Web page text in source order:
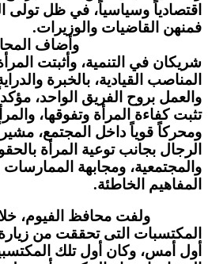
اقتصادياً وسياسياً، في ظل تولى
فمنهن القاضيات والوزيرات.
وأضاف المحافظ، أن
شريكان في التنمية، وأثبتت
المناصب القيادية، بالخبرة
والعمل بروح الفريق الواحد،
تثبت كفاءة المرأة وتفوقها،
ومحركاً قوياً داخل المجتمع،
الرجال بجانب توعية المرأة
والمجتمعية، ومجابهة
المفاهيم الخاطئة.
ولفت محافظ الفيوم، خلال
المكتسبات التى تحققت من
أول أمس، وكان أول تلك